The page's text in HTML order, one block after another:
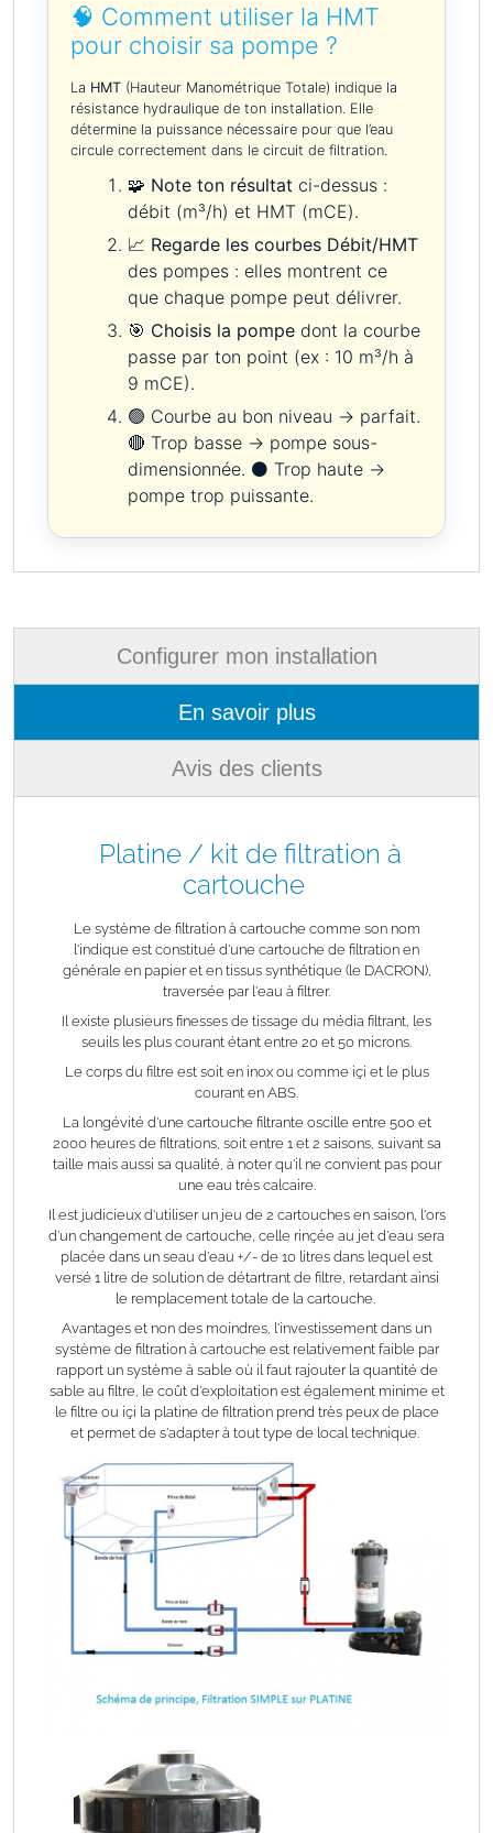
🧠 Comment utiliser la HMT
pour choisir sa pompe ?
La HMT (Hauteur Manométrique Totale) indique la
résistance hydraulique de ton installation. Elle
détermine la puissance nécessaire pour que l’eau
circule correctement dans le circuit de filtration.
🧩 Note ton résultat ci-dessus :
débit (m³/h) et HMT (mCE).
📈 Regarde les courbes Débit/HMT
des pompes : elles montrent ce
que chaque pompe peut délivrer.
🎯 Choisis la pompe dont la courbe
passe par ton point (ex : 10 m³/h à
9 mCE).
🟢 Courbe au bon niveau → parfait.
🔴 Trop basse → pompe sous-
dimensionnée. ⚫ Trop haute →
pompe trop puissante.
Configurer mon installation
En savoir plus
Avis des clients
Platine / kit de filtration à
cartouche
Le système de filtration à cartouche comme son nom
l'indique est constitué d'une cartouche de filtration en
générale en papier et en tissus synthétique (le DACRON),
traversée par l'eau à filtrer.
Il existe plusieurs finesses de tissage du média filtrant, les
seuils les plus courant étant entre 20 et 50 microns.
Le corps du filtre est soit en inox ou comme içi et le plus
courant en ABS.
La longévité d'une cartouche filtrante oscille entre 500 et
2000 heures de filtrations, soit entre 1 et 2 saisons, suivant sa
taille mais aussi sa qualité, à noter qu'il ne convient pas pour
une eau très calcaire.
Il est judicieux d'utiliser un jeu de 2 cartouches en saison, l'ors
d'un changement de cartouche, celle rinçée au jet d'eau sera
placée dans un seau d'eau +/- de 10 litres dans lequel est
versé 1 litre de solution de détartrant de filtre, retardant ainsi
le remplacement totale de la cartouche.
Avantages et non des moindres, l'investissement dans un
système de filtration à cartouche est relativement faible par
rapport un système à sable où il faut rajouter la quantité de
sable au filtre, le coût d'exploitation est également minime et
le filtre ou içi la platine de filtration prend très peux de place
et permet de s'adapter à tout type de local technique.